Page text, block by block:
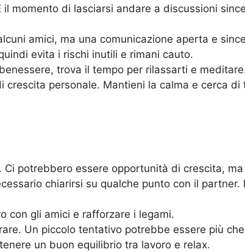
momento di lasciarsi andare a discussioni
amici, ma una comunicazione aperta e
evita i rischi inutili e rimani cauto.
trova il tempo per rilassarti e
personale. Mantieni la calma e cerca
potrebbero essere opportunità di crescita,
chiarirsi su qualche punto con il
con gli amici e rafforzare i legami.
Un piccolo tentativo potrebbe essere più
un buon equilibrio tra lavoro e relax.